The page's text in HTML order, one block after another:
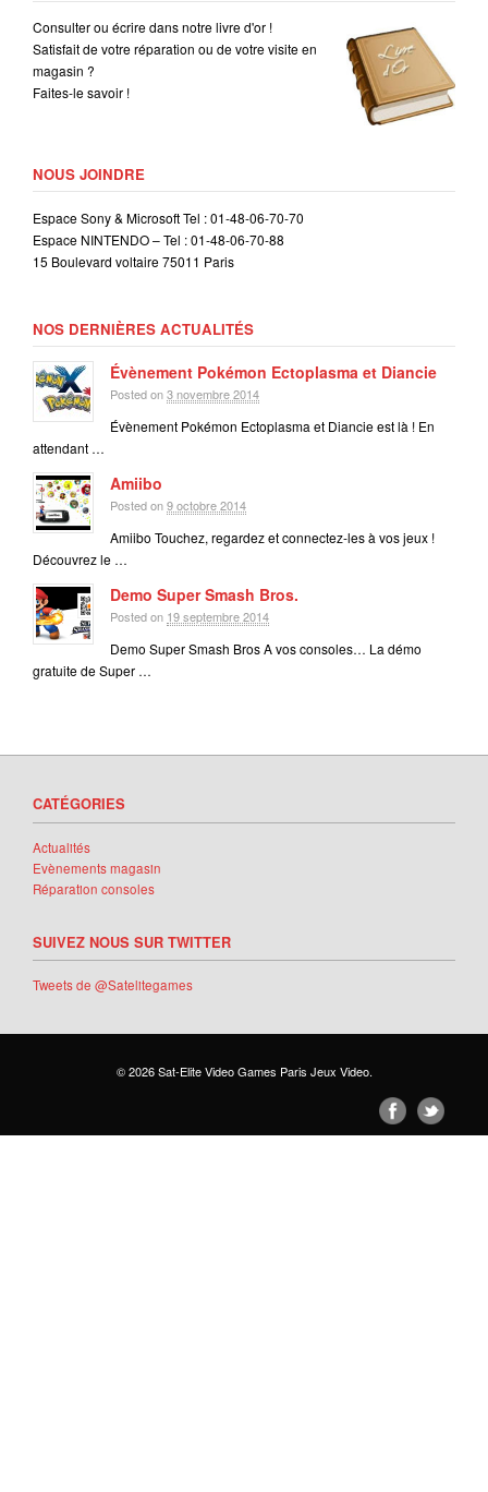
Consulter ou écrire dans notre livre d'or !
Satisfait de votre réparation ou de votre visite en
magasin ?
Faites-le savoir !
NOUS JOINDRE
Espace Sony & Microsoft Tel : 01-48-06-70-70
Espace NINTENDO – Tel : 01-48-06-70-88
15 Boulevard voltaire 75011 Paris
NOS DERNIÈRES ACTUALITÉS
Évènement Pokémon Ectoplasma et Diancie
Posted on3 novembre 2014
Évènement Pokémon Ectoplasma et Diancie est là ! En
attendant …
Amiibo
Posted on9 octobre 2014
Amiibo Touchez, regardez et connectez-les à vos jeux !
Découvrez le …
Demo Super Smash Bros.
Posted on 19 septembre 2014
Demo Super Smash Bros A vos consoles… La démo
gratuite de Super …
CATÉGORIES
Actualités
Evènements magasin
Réparation consoles
SUIVEZ NOUS SUR TWITTER
Tweets de @Satelitegames
© 2026Sat-Elite Video Games Paris Jeux Video.